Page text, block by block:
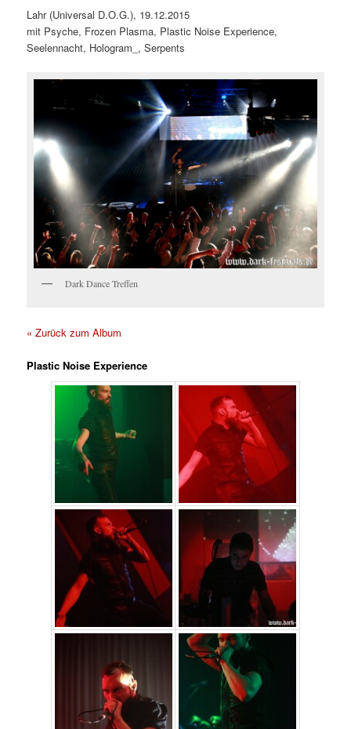
Lahr (Universal D.O.G.), 19.12.2015
mit Psyche, Frozen Plasma, Plastic Noise Experience,
Seelennacht, Hologram_, Serpents
Dark Dance Treffen
« Zurück zum Album
Plastic Noise Experience